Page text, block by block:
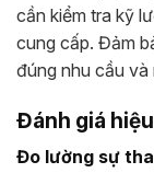
cần kiểm tra kỹ
cung cấp. Đảm
đúng nhu cầu và
Đánh giá
Đo lường sự